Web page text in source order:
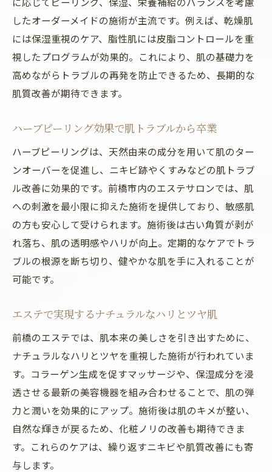
したオーダーメイドの施術が主流です。例えば、乾燥肌
には保湿重視のケア、脂性肌には皮脂コントロールを重
視したプログラムが効果的。これにより、肌の基礎力を
高めながらトラブルの再発を防止できるため、長期的な
肌質改善が期待できます。
ハーブピーリング効果で肌トラブルから卒業
ハーブピーリングは、天然由来の成分を用いて肌のター
ンオーバーを促進し、ニキビ跡やくすみなどの肌トラブ
ル改善に効果的です。前橋市内のエステサロンでは、肌
への刺激を最小限に抑えた施術を提供しており、敏感肌
の方も安心して受けられます。施術後は古い角質が剥が
れ落ち、肌の透明感やハリが向上。定期的なケアでトラ
ブルの根源を断ち切り、健やかな肌を手に入れることが
可能です。
エステで実現するナチュラルなハリとツヤ肌
前橋のエステでは、肌本来の美しさを引き出すために、
ナチュラルなハリとツヤを重視した施術が行われていま
す。コラーゲン生成を促すマッサージや、保湿成分を浸
透させる最新の美容機器を組み合わせることで、肌の弾
力と潤いを効果的にアップ。施術後は肌のキメが整い、
自然な輝きが戻るため、化粧ノリの改善も期待できま
す。これらのケアは、繰り返すニキビや肌質改善にも寄
与します。